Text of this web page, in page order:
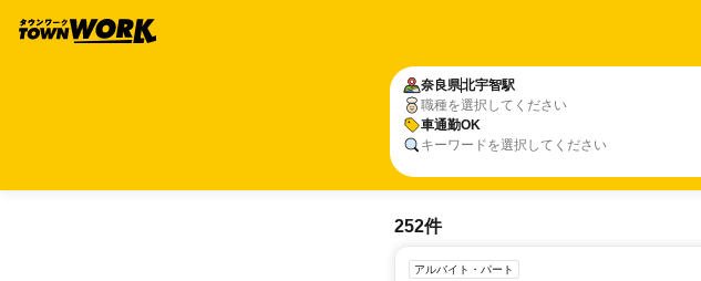
奈良県北宇智駅
職種を選択してください
車通勤OK
キーワードを選択してください
252件
アルバイト・パート